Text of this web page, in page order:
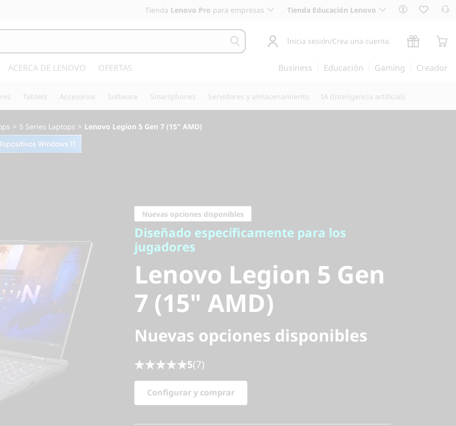
Tienda Lenovo Pro para empresas Tienda Educación Lenovo
Inicia sesión/Crea una cuenta.
ACERCA DE LENOVO OFERTAS Business Educación Gaming Creador
Tablets Accesorios Software Smartphones Servidores y almacenamiento IA (Inteligencia artificial)
> 5 Series Laptops > Lenovo Legion 5 Gen 7 (15" AMD)
jugadores
Lenovo Legion 5
Gen 7 (15" AMD)
Nuevas opciones disponibles
Diseñado específicamente para los
jugadores
Lenovo Legion 5 Gen
7 (15" AMD)
Nuevas opciones disponibles
5(7)
Configurar y comprar